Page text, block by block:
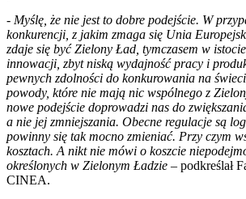
- Myślę, że nie jest to dobre podejście. W
konkurencji, z jakim zmaga się Unia
zdaje się być Zielony Ład, tymczasem w
innowacji, zbyt niską wydajność pracy i
pewnych zdolności do konkurowania na
powody, które nie mają nic wspólnego z
nowe podejście doprowadzi nas do
a nie jej zmniejszania. Obecne regulacje są
powinny się tak mocno zmieniać. Przy czym
kosztach. A nikt nie mówi o koszcie
określonych w Zielonym Ładzie – podkreślał
CINEA.